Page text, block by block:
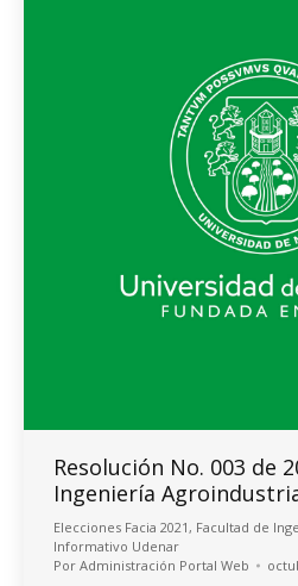
Resolución No. 003 de
Ingeniería
Elecciones Facia 2021, Facultad de
Informativo Udenar
Por Administración Portal Web